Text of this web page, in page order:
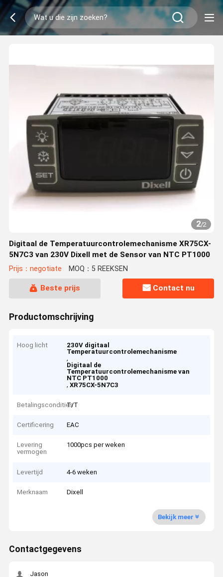
2/2
Digitaal de Temperatuurcontrolemechanisme XR75CX-
5N7C3 van 230V Dixell met de Sensor van NTC PT1000
Prijs：negotiate MOQ：5 REEKSEN
Beste prijs Contact nu
Productomschrijving
Hoog licht
230V digitaal
Temperatuurcontrolemechanisme
,
Digitaal de
Temperatuurcontrolemechanisme van
NTC PT1000
,XR75CX-5N7C3
Betalingscondities
T/T
Certificering EAC
Levering
vermogen
1000pcs per weken
Levertijd 4-6 weken
Merknaam Dixell
Bekijk meer
Contactgegevens
Jason